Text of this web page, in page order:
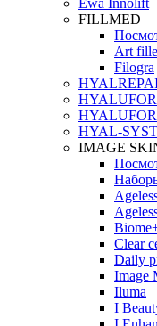
Ewa Innolift
FILLMED
Art
Filogra
HYAL-
IMAGE
Clear
Daily
Image
Iluma
I